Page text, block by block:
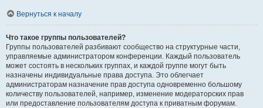
Вернуться к началу
Что такое группы пользователей?
Группы пользователей разбивают сообщество на структурные части,
управляемые администратором конференции. Каждый пользователь
может состоять в нескольких группах, и каждой группе могут быть
назначены индивидуальные права доступа. Это облегчает
администраторам назначение прав доступа одновременно большому
количеству пользователей, например, изменение модераторских прав
или предоставление пользователям доступа к приватным форумам.